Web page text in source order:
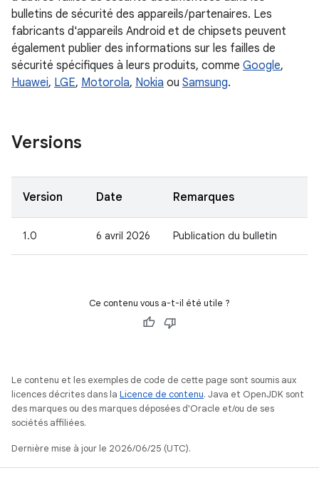
bulletins de sécurité des appareils / partenaires. Les
fabricants d'appareils Android et de chipsets peuvent
également publier des informations sur les failles de
sécurité spécifiques à leurs produits, comme Google,
Huawei, LGE, Motorola, Nokia ou Samsung.
Versions
Version Date Remarques
1.0 6 avril 2026 Publication du bulletin
Ce contenu vous a-t-il été utile ?
Le contenu et les exemples de code de cette page sont soumis aux
licences décrites dans la Licence de contenu. Java et OpenJDK sont
des marques ou des marques déposées d'Oracle et/ou de ses
sociétés affiliées.
Dernière mise à jour le 2026/06/25 (UTC).